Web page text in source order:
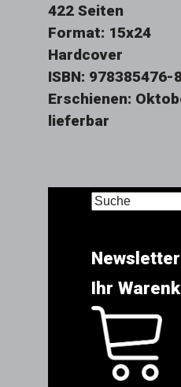
422 Seiten
Format: 15x24
Hardcover
ISBN: 978385476-
Erschienen:
lieferbar
Ihr